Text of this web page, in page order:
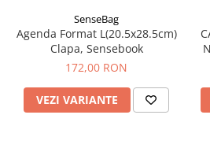
SenseBag
Agenda Format L(20.5x28.5cm)
Clapa, Sensebook
172,00 RON
VEZI VARIANTE